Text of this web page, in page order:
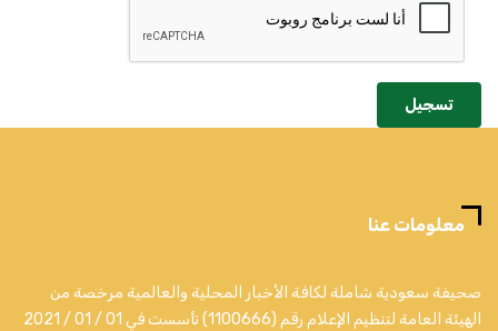
تسجيل
معلومات عنا
صحيفة سعودية شاملة لكافة الأخبار المحلية والعالمية مرخصة من
الهيئة العامة لتنظيم الإعلام رقم (1100666) تأسست في 01 / 01 / 2021